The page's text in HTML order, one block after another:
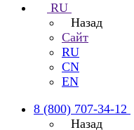
RU
Назад
Сайт
RU
CN
EN
8 (800) 707-34-12
Назад